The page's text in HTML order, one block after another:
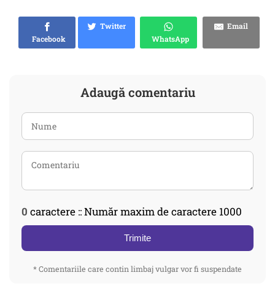
Facebook
Twitter
WhatsApp
Email
Adaugă comentariu
0 caractere :: Număr maxim de caractere 1000
Trimite
* Comentariile care contin limbaj vulgar vor fi suspendate